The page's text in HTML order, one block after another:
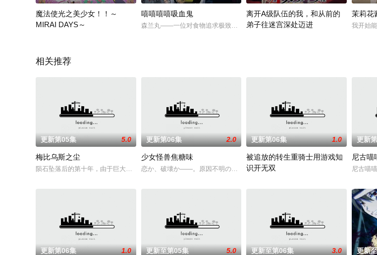
魔法使光之美少女！！～
MIRAI DAYS～
嘻嘻嘻嘻吸血鬼
森兰丸——一位对食物追求极致的吸血鬼，只为了完美的18岁处男血的口感不惜忍
离开A级队伍的我，和从前的
弟子往迷宫深处迈进
茉莉花
我开始
相关推荐
更新第05集 5.0
梅比乌斯之尘
陨石坠落后的第十年，由于巨大结晶释放出的神秘粒子“梅比乌斯之尘”的影响，一部分孩子获得了名为“拉姆斯”的特殊能
更新第06集 2.0
少女怪兽焦糖味
恋か、破壊か――。原因不明の病に悩まされている女子高生・赤石黒絵（クロエ
更新第06集 1.0
被追放的转生重骑士用游戏知
识开无双
更新
尼古喵
尼古喵
更新第06集 1.0 更新至第05集 5.0 更新至第06集 3.0 更新